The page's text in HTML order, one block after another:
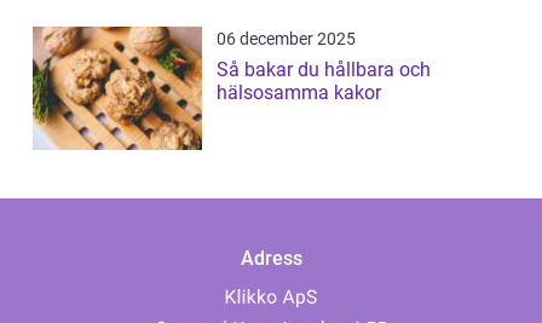
06 december 2025
Så bakar du hållbara och
hälsosamma kakor
Adress